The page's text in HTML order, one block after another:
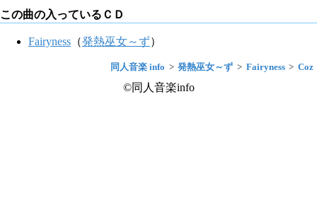
この曲の入っているＣＤ
Fairyness （発熱巫女～ず）
同人音楽 info 発熱巫女～ず Fairyness Coz
©同人音楽info